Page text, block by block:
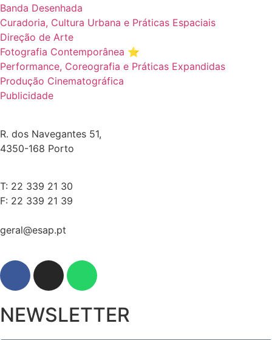
Banda Desenhada
Curadoria, Cultura Urbana e Práticas Espaciais
Direção de Arte
Fotografia Contemporânea ⭐️
Performance, Coreografia e Práticas Expandidas
Produção Cinematográfica
Publicidade
R. dos Navegantes 51,
4350-168 Porto
T: 22 339 21 30
F: 22 339 21 39
geral@esap.pt
NEWSLETTER